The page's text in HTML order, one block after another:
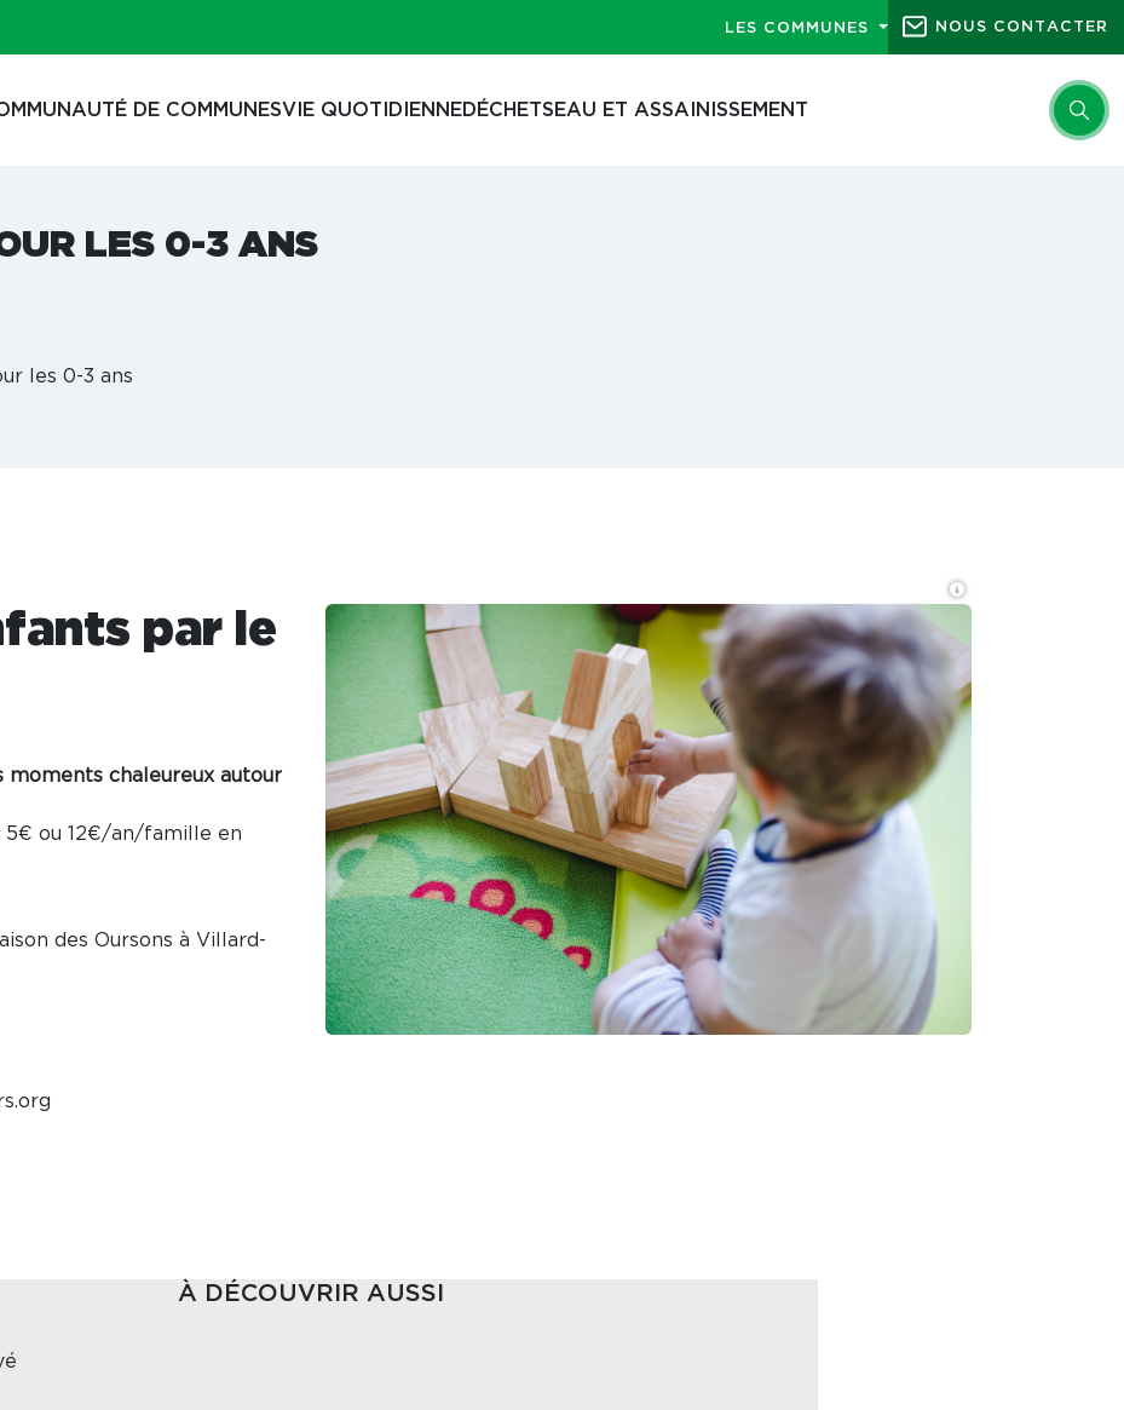
LES COMMUNES NOUS CONTACTER
DE COMMUNESVIE QUOTIDIENNEDÉCHETS EAU ET ASSAINISSEMENT
LES 0-3 ANS
les 0-3 ans
par le
moments chaleureux autour
5€ ou 12€/an/famille en
des Oursons à Villard-
À DÉCOUVRIR AUSSI